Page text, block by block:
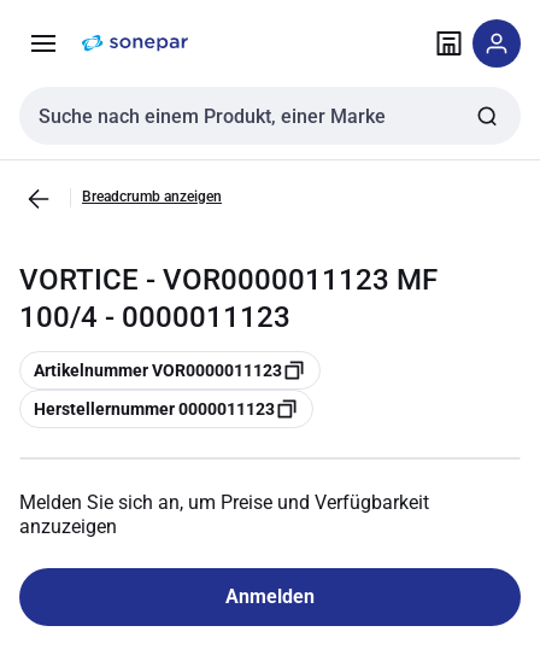
NavigationInhalt
Sucheingabe
Breadcrumb anzeigen
VORTICE - VOR0000011123 MF
100/4 - 0000011123
Kopieren
Artikelnummer VOR0000011123
Kopieren
Herstellernummer 0000011123
Melden Sie sich an, um Preise und Verfügbarkeit
anzuzeigen
Anmelden